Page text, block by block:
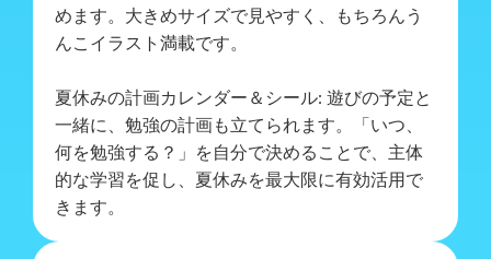
めます。大きめサイズで見やすく、もちろんう
んこイラスト満載です。
夏休みの計画カレンダー＆シール: 遊びの予定と
一緒に、勉強の計画も立てられます。「いつ、
何を勉強する？」を自分で決めることで、主体
的な学習を促し、夏休みを最大限に有効活用で
きます。